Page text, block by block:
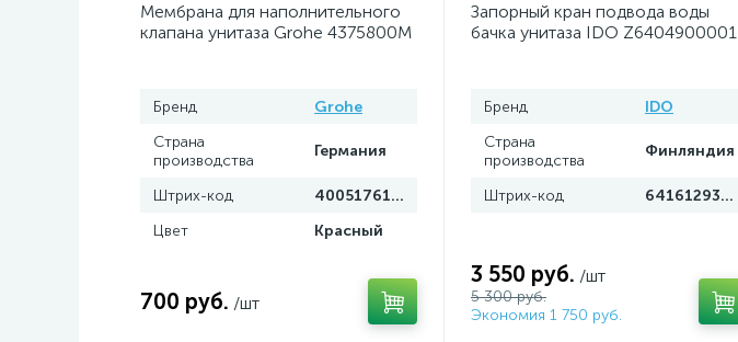
Мембрана для наполнительного
клапана унитаза Grohe 4375800M
Бренд
Grohe
Страна
производства
Германия
Штрих-код
4005176159121
Цвет
Красный
700 руб. /шт
Запорный кран подвода воды
бачка унитаза IDO Z6404900001
Бренд
IDO
Страна
производства
Финляндия
Штрих-код 6416129362532
3 550 руб. /шт
5 300 руб.
Экономия 1 750 руб.